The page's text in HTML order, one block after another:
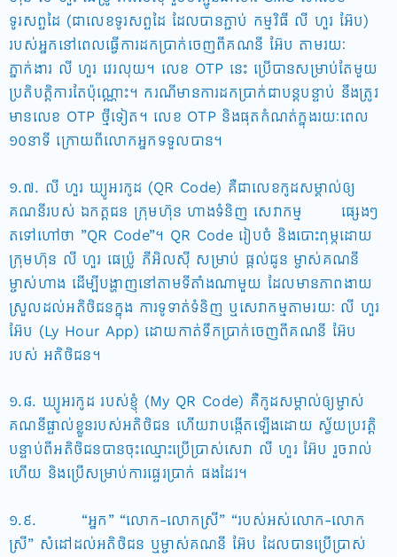
ទូរសព្ទដៃ (ជាលេខទូរសព្ទដៃ ដែលបានភ្ជាប់ កម្មវិធី លី ហួរ អ៊ែប)
របស់អ្នកនៅពេលធ្វើការដកប្រាក់ចេញពីគណនី អ៊ែប តាមរយៈ
ភ្នាក់ងារ លី ហួរ វេរលុយ។ លេខ OTP នេះ ប្រើបានសម្រាប់តែមួយ
ប្រតិបត្តិការតែប៉ុណ្ណោះ។ ករណីមានការដកប្រាក់ជាបន្តបន្ទាប់ នឹងត្រូវ
មានលេខ OTP ថ្មីទៀត។ លេខ OTP និងផុតកំណត់ក្នុងរយៈពេល
១០នាទី ក្រោយពីលោកអ្នកទទួលបាន។
១.៧. លី ហួរ ឃ្យូអរកូដ (QR Code) គឺជាលេខកូដសម្គាល់ឲ្យ
គណនីរបស់ ឯកត្តជន ក្រុមហ៊ុន ហាងទំនិញ សេវាកម្ម ផ្សេងៗ
តទៅហៅថា ”QR Code”។ QR Code រៀបចំ និងបោះពុម្ភដោយ
ក្រុមហ៊ុន លី ហួរ ផេប្រ៉ូ ភីអិលស៊ី សម្រាប់ ផ្តល់ជូន ម្ចាស់គណនី
ម្ចាស់ហាង ដើម្បីបង្ហាញនៅតាមទីតាំងណាមួយ ដែលមានភាពងាយ
ស្រួលដល់អតិថិជនក្នុង ការទូទាត់ទំនិញ ឬសេវាកម្មតាមរយៈ លី ហួរ
អ៊ែប (Ly Hour App) ដោយកាត់ទឹកប្រាក់ចេញពីគណនី អ៊ែប
របស់ អតិថិជន។
១.៨. ឃ្យូអរកូដ របស់ខ្ញុំ (My QR Code) គឺកូដសម្គាល់ឲ្យម្ចាស់
គណនីផ្ទាល់ខ្លួនរបស់អតិថិជន ហើយវាបង្កើតឡើងដោយ ស្វ័យប្រវត្តិ
បន្ទាប់ពីអតិថិជនបានចុះឈ្មោះប្រើប្រាស់សេវា លី ហួរ អ៊ែប រួចរាល់
ហើយ និងប្រើសម្រាប់ការផ្ទេរប្រាក់ ផងដែរ។
១.៩. “អ្នក” “លោក-លោកស្រី” “របស់អស់លោក-លោក
ស្រី” សំដៅដល់អតិថិជន ឬម្ចាស់គណនី អ៊ែប ដែលបានប្រើប្រាស់